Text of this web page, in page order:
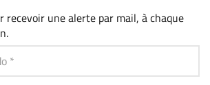
recevoir une alerte par mail, à chaque